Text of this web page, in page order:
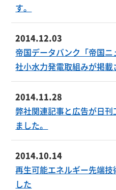
す。
2014.12.03
帝国データバンク「帝国
社小水力発電取組みが掲載
2014.11.28
弊社関連記事と広告が日
ました。
2014.10.14
再生可能エネルギー先端
した